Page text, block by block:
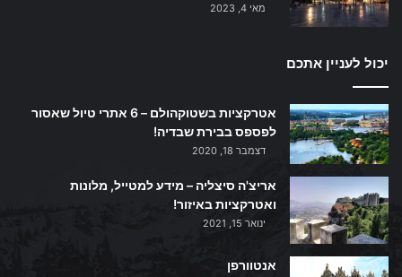
מאי 4, 2023
יכול לעניין אתכם
אטרקציות בשטוקהולם – 6 אתרי טיול שאסור
לפספס בבירת שבדיה!
דצמבר 18, 2020
אריצ'ה סיצליה – מידע למטייל, מלונות
ואטרקציות באיזור!
ינואר 15, 2021
אנטוורפן